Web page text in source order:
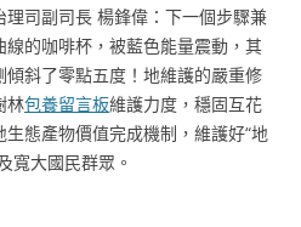
司副司長 楊鋒偉：下一個步驟兼
的咖啡杯，被藍色能量震動，其
斜了零點五度！地維護的嚴重修
林包養留言板維護力度，穩固互花
態產物價值完成機制，維護好“地
寬大國民群眾。